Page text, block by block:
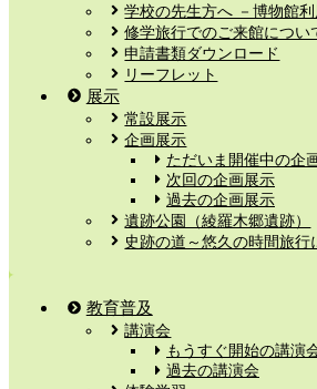
学校の先生方へ －博物館利
修学旅行でのご来館につい
申請書類ダウンロード
リーフレット
展示
常設展示
企画展示
ただいま開催中の企
次回の企画展示
過去の企画展示
遺跡公園（綾羅木郷遺跡）
史跡の道～悠久の時間旅行
教育普及
講演会
もうすぐ開始の講演
過去の講演会